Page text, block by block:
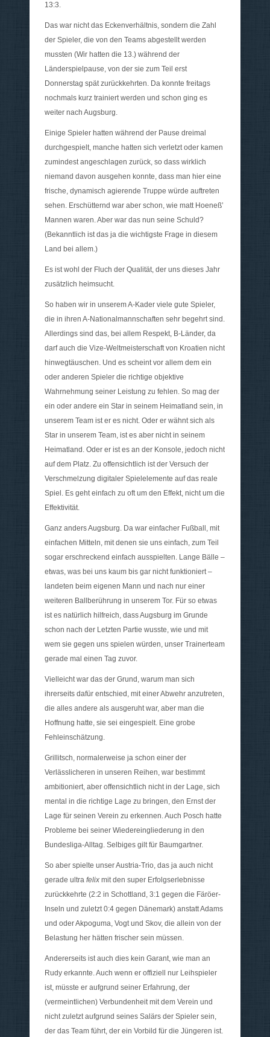
13:3.
Das war nicht das Eckenverhältnis, sondern die Zahl
der Spieler, die von den Teams abgestellt werden
mussten (Wir hatten die 13.) während der
Länderspielpause, von der sie zum Teil erst
Donnerstag spät zurückkehrten. Da konnte freitags
nochmals kurz trainiert werden und schon ging es
weiter nach Augsburg.
Einige Spieler hatten während der Pause dreimal
durchgespielt, manche hatten sich verletzt oder kamen
zumindest angeschlagen zurück, so dass wirklich
niemand davon ausgehen konnte, dass man hier eine
frische, dynamisch agierende Truppe würde auftreten
sehen. Erschütternd war aber schon, wie matt Hoeneß’
Mannen waren. Aber war das nun seine Schuld?
(Bekanntlich ist das ja die wichtigste Frage in diesem
Land bei allem.)
Es ist wohl der Fluch der Qualität, der uns dieses Jahr
zusätzlich heimsucht.
So haben wir in unserem A-Kader viele gute Spieler,
die in ihren A-Nationalmannschaften sehr begehrt sind.
Allerdings sind das, bei allem Respekt, B-Länder, da
darf auch die Vize-Weltmeisterschaft von Kroatien nicht
hinwegtäuschen. Und es scheint vor allem dem ein
oder anderen Spieler die richtige objektive
Wahrnehmung seiner Leistung zu fehlen. So mag der
ein oder andere ein Star in seinem Heimatland sein, in
unserem Team ist er es nicht. Oder er wähnt sich als
Star in unserem Team, ist es aber nicht in seinem
Heimatland. Oder er ist es an der Konsole, jedoch nicht
auf dem Platz. Zu offensichtlich ist der Versuch der
Verschmelzung digitaler Spielelemente auf das reale
Spiel. Es geht einfach zu oft um den Effekt, nicht um die
Effektivität.
Ganz anders Augsburg. Da war einfacher Fußball, mit
einfachen Mitteln, mit denen sie uns einfach, zum Teil
sogar erschreckend einfach ausspielten. Lange Bälle –
etwas, was bei uns kaum bis gar nicht funktioniert –
landeten beim eigenen Mann und nach nur einer
weiteren Ballberührung in unserem Tor. Für so etwas
ist es natürlich hilfreich, dass Augsburg im Grunde
schon nach der Letzten Partie wusste, wie und mit
wem sie gegen uns spielen würden, unser Trainerteam
gerade mal einen Tag zuvor.
Vielleicht war das der Grund, warum man sich
ihrerseits dafür entschied, mit einer Abwehr anzutreten,
die alles andere als ausgeruht war, aber man die
Hoffnung hatte, sie sei eingespielt. Eine grobe
Fehleinschätzung.
Grillitsch, normalerweise ja schon einer der
Verlässlicheren in unseren Reihen, war bestimmt
ambitioniert, aber offensichtlich nicht in der Lage, sich
mental in die richtige Lage zu bringen, den Ernst der
Lage für seinen Verein zu erkennen. Auch Posch hatte
Probleme bei seiner Wiedereingliederung in den
Bundesliga-Alltag. Selbiges gilt für Baumgartner.
So aber spielte unser Austria-Trio, das ja auch nicht
gerade ultra felix mit den super Erfolgserlebnisse
zurückkehrte (2:2 in Schottland, 3:1 gegen die Färöer-
Inseln und zuletzt 0:4 gegen Dänemark) anstatt Adams
und oder Akpoguma, Vogt und Skov, die allein von der
Belastung her hätten frischer sein müssen.
Andererseits ist auch dies kein Garant, wie man an
Rudy erkannte. Auch wenn er offiziell nur Leihspieler
ist, müsste er aufgrund seiner Erfahrung, der
(vermeintlichen) Verbundenheit mit dem Verein und
nicht zuletzt aufgrund seines Salärs der Spieler sein,
der das Team führt, der ein Vorbild für die Jüngeren ist.